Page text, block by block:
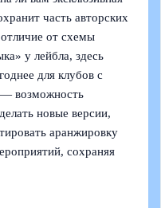
часть авторских
от схемы
у лейбла, здесь
для клубов с
возможность
новые версии,
аранжировку
сохраняя